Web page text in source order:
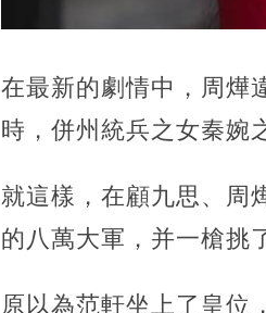
在最新的劇情中，周燁
時，併州統兵之女秦婉
就這樣，在顧九思、周
的八萬大軍，并一槍挑
原以為范軒坐上了皇位